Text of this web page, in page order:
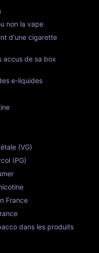
non la vape
d'une cigarette
accus de sa box
e-liquides
(VG)
(PG)
France
dans les produits